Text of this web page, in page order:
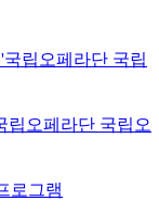
립오페라단 국립
립오페라단 국립오
로그램